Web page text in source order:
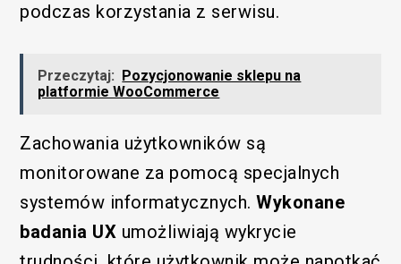
podczas korzystania z serwisu.
Przeczytaj:
Pozycjonowanie sklepu na
platformie WooCommerce
Zachowania użytkowników są
monitorowane za pomocą specjalnych
systemów informatycznych.Wykonane
badania UX umożliwiają wykrycie